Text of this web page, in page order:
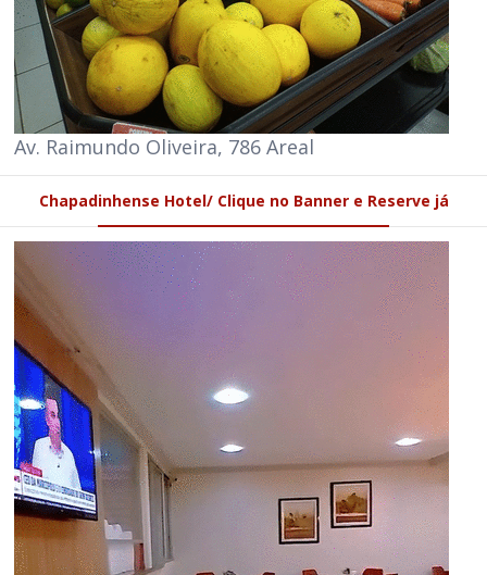
Av. Raimundo Oliveira, 786 Areal
Chapadinhense Hotel/ Clique no Banner e Reserve já